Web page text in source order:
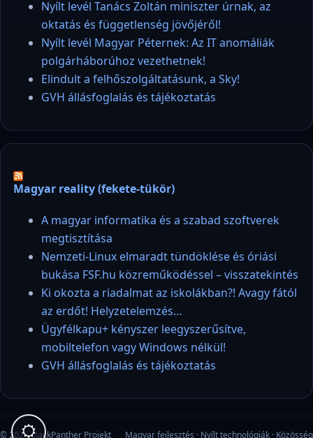
Nyílt levél Tanács Zoltán miniszter úrnak, az
oktatás és függetlenség jövőjéről!
Nyílt levél Magyar Péternek: Az IT anomáliák
polgárháborúhoz vezethetnek!
Elindult a felhőszolgáltatásunk, a Sky!
GVH állásfoglalás és tájékoztatás
Magyar reality (fekete-tükör)
A magyar informatika és a szabad szoftverek
megtisztítása
Nemzeti-Linux elmaradt tündöklése és óriási
bukása FSF.hu közreműködéssel – visszatekintés
Ki okozta a riadalmat az iskolákban?! Avagy fától
az erdőt! Helyzetelemzés…
Ügyfélkapu+ kényszer leegyszerűsítve,
mobiltelefon vagy Windows nélkül!
GVH állásfoglalás és tájékoztatás
© 2026 blackPanther Projekt Magyar fejlesztés · Nyílt technológiák · Közösség